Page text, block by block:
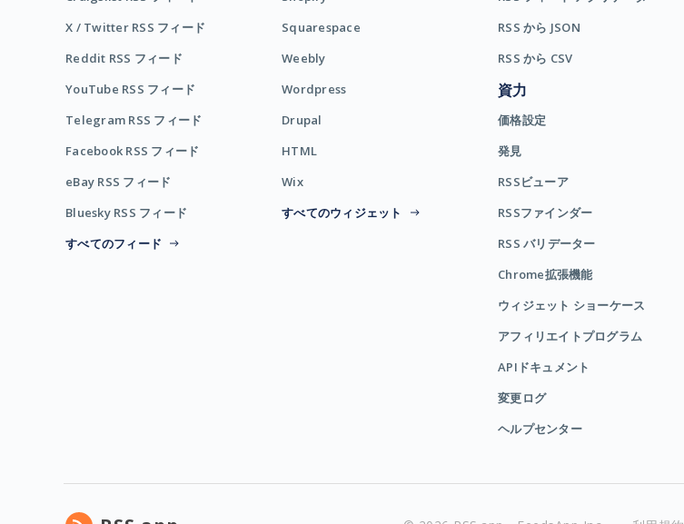
X / Twitter RSS フィード
Reddit RSS フィード
YouTube RSS フィード
Telegram RSS フィード
Facebook RSS フィード
eBay RSS フィード
Bluesky RSS フィード
すべてのフィード
Squarespace
Weebly
Wordpress
Drupal
HTML
Wix
すべてのウィジェット
RSS から JSON
RSS から CSV
資力
価格設定
発見
RSSビューア
RSSファインダー
RSS バリデーター
Chrome拡張機能
ウィジェット ショーケース
アフィリエイトプログラム
APIドキュメント
変更ログ
ヘルプセンター